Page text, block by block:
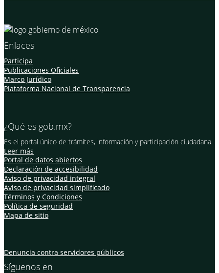
Enlaces
Participa
Publicaciones Oficiales
Marco Jurídico
Plataforma Nacional de Transparencia
¿Qué es gob.mx?
Es el portal único de trámites, información y participación ciudadana.
Leer más
Portal de datos abiertos
Declaración de accesibilidad
Aviso de privacidad integral
Aviso de privacidad simplificado
Términos y Condiciones
Política de seguridad
Mapa de sitio
Denuncia contra servidores públicos
Síguenos en